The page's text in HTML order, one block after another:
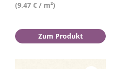
(9,47 € / m²)
Zum Produkt